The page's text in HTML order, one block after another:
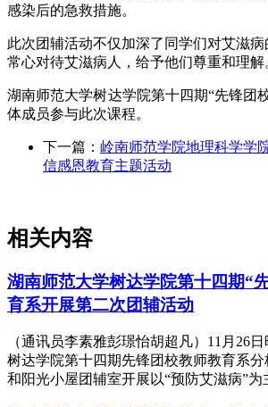
感染后的急救措施。
此次团辅活动不仅加深了同学们对艾滋
常心对待艾滋病人，给予他们尊重和理解
湖南师范大学树达学院第十四期“先锋团
体成员参与此次课程。
下一篇： 岭南师范学院地理科学学
信感恩教育主题活动
相关内容
湖南师范大学树达学院第十四期“
育系开展第二次团辅活动
（通讯员李素雅彭璟怡胡超凡）11月26
树达学院第十四期先锋团校教师教育系分
和阳光小屋团辅室开展以“预防艾滋病”为